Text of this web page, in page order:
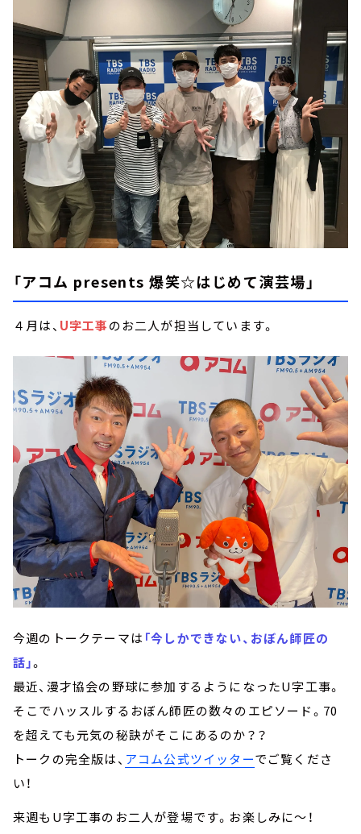
「アコム presents 爆笑☆はじめて演芸場」
４月は、 U字工事のお二人が担当しています。
今週のトークテーマは 「今しかできない、おぼん師匠の
話」。
最近、漫才協会の野球に参加するようになったU字工事。
そこでハッスルするおぼん師匠の数々のエピソード。70
を超えても元気の秘訣がそこにあるのか？？
トークの完全版は、 アコム公式ツイッターでご覧くださ
い！
来週もU字工事のお二人が登場です。お楽しみに～！